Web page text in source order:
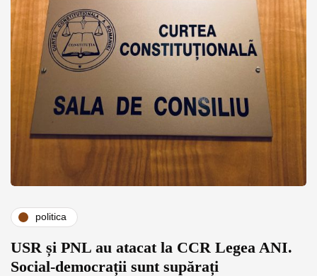
politica
USR și PNL au atacat la CCR Legea ANI.
Social-democrații sunt supărați